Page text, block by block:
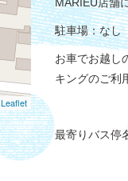
Leaflet
駐車場：なし
お車でお越し
キングのご利
最寄りバス停